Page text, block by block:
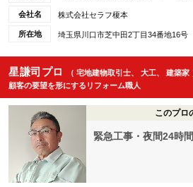
会社名 株式会社セラフ榎本
所在地 埼玉県川口市芝中田2丁目34番地16号
星謙司プロ
（ 宅地建物取引士、 大工、 建築家
顧客の要望を形にするリフォーム職人
このプロ
緊急工事・夜間24時